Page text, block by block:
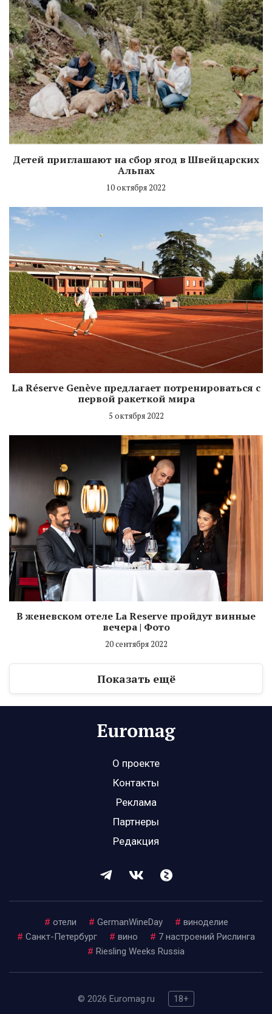
Детей приглашают на сбор ягод в Швейцарских
Альпах
10 октября 2022
La Réserve Genève предлагает потренироваться с
первой ракеткой мира
5 октября 2022
В женевском отеле La Reserve пройдут винные
вечера | Фото
20 сентября 2022
Показать ещё
О проекте
Контакты
Реклама
Партнеры
Редакция
# отели # GermanWineDay # виноделие
# Санкт-Петербург # вино # 7 настроений Рислинга
# Riesling Weeks Russia
© 2026 Euromag.ru
18+